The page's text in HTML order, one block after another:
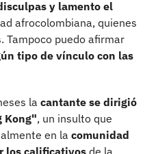
y lamento el
afrocolombiana, quienes
Tampoco puedo afirmar
tipo de vínculo con las
la cantante se dirigió
Kong", un insulto que
en la comunidad